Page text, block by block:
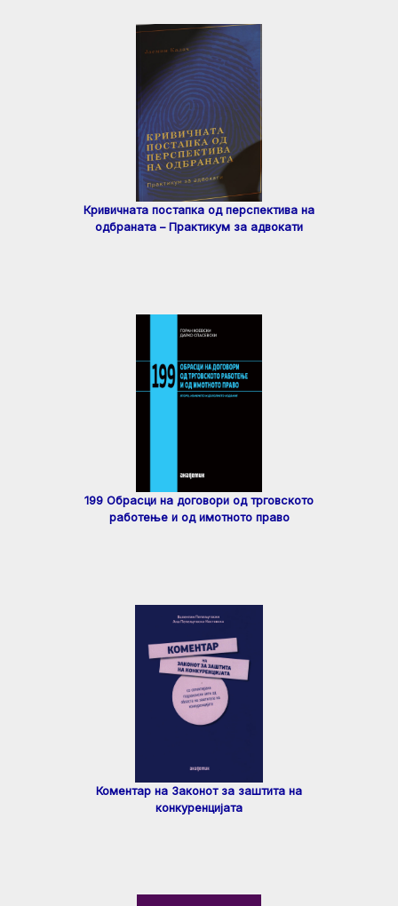
Кривичната постапка од перспектива на
одбраната – Практикум за адвокати
199 Обрасци на договори од трговското
работење и од имотното право
Коментар на Законот за заштита на
конкуренцијата